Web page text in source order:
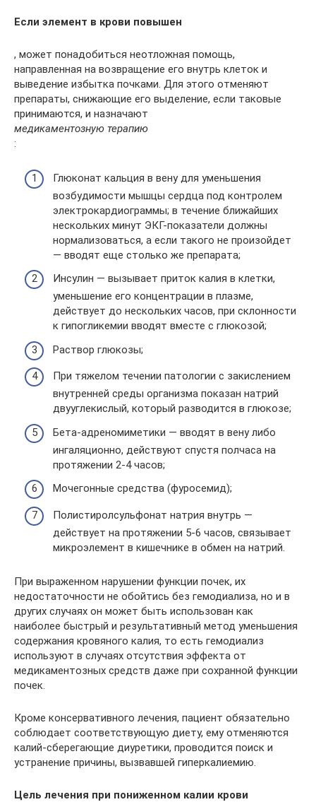
Если элемент в крови повышен
, может понадобиться неотложная помощь,
направленная на возвращение его внутрь клеток и
выведение избытка почками. Для этого отменяют
препараты, снижающие его выделение, если таковые
принимаются, и назначают
медикаментозную терапию
:
Глюконат кальция в вену для уменьшения
возбудимости мышцы сердца под контролем
электрокардиограммы; в течение ближайших
нескольких минут ЭКГ-показатели должны
нормализоваться, а если такого не произойдет
— вводят еще столько же препарата;
Инсулин — вызывает приток калия в клетки,
уменьшение его концентрации в плазме,
действует до нескольких часов, при склонности
к гипогликемии вводят вместе с глюкозой;
Раствор глюкозы;
При тяжелом течении патологии с закислением
внутренней среды организма показан натрий
двууглекислый, который разводится в глюкозе;
Бета-адреномиметики — вводят в вену либо
ингаляционно, действуют спустя полчаса на
протяжении 2-4 часов;
Мочегонные средства (фуросемид);
Полистиролсульфонат натрия внутрь —
действует на протяжении 5-6 часов, связывает
микроэлемент в кишечнике в обмен на натрий.
При выраженном нарушении функции почек, их
недостаточности не обойтись без гемодиализа, но и в
других случаях он может быть использован как
наиболее быстрый и результативный метод уменьшения
содержания кровяного калия, то есть гемодиализ
используют в случаях отсутствия эффекта от
медикаментозных средств даже при сохранной функции
почек.
Кроме консервативного лечения, пациент обязательно
соблюдает соответствующую диету, ему отменяются
калий-сберегающие диуретики, проводится поиск и
устранение причины, вызвавшей гиперкалиемию.
Цель лечения при пониженном калии крови